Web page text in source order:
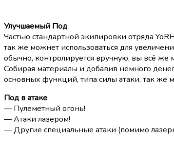
Улучшаемый Под
Частью стандартной экипировки отряда
так же можнет использоваться для
обычно, контролируется вручную, вы всё же
Собирая материалы и добавив немного
основных функций, типа силы атаки, так же
Под в атаке
— Пулеметный огонь!
— Атаки лазером!
— Другие специальные атаки (помимо